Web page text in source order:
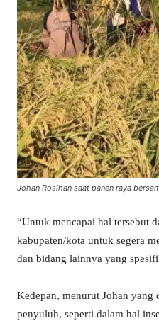
Johan Rosihan saat panen raya
“Untuk mencapai hal tersebut
kabupaten/kota untuk segera
dan bidang lainnya yang
Kedepan, menurut Johan
penyuluh, seperti dalam hal